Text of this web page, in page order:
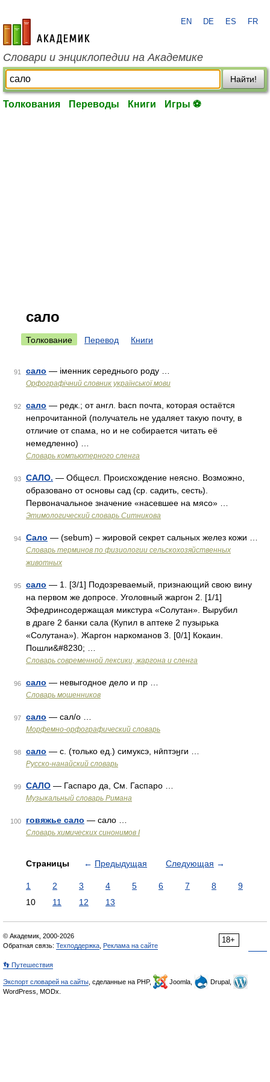
academic.ru
EN DE ES FR
Словари и энциклопедии на Академике
Найти!
Толкования Переводы Книги Игры ⚽
сало
Толкование Перевод Книги
91 сало — іменник середнього роду …
Орфографічний словник української мови
92 сало — редк.; от англ. bacn почта, которая остаётся
непрочитанной (получатель не удаляет такую почту, в
отличие от спама, но и не собирается читать её
немедленно) …
Словарь компьютерного сленга
93 САЛО. — Общесл. Происхождение неясно. Возможно,
образовано от основы сад (ср. садить, сесть).
Первоначальное значение «насевшее на мясо» …
Этимологический словарь Ситникова
94 Сало — (sebum) – жировой секрет сальных желез кожи …
Словарь терминов по физиологии сельскохозяйственных
животных
95 сало — 1. [3/1] Подозреваемый, признающий свою вину
на первом же допросе. Уголовный жаргон 2. [1/1]
Эфедринсодержащая микстура «Солутан». Вырубил
в драге 2 банки сала (Купил в аптеке 2 пузырька
«Солутана»). Жаргон наркоманов 3. [0/1] Кокаин.
Пошли&#8230; …
Cловарь современной лексики, жаргона и сленга
96 сало — невыгодное дело и пр …
Словарь мошенников
97 сало — сал/о …
Морфемно-орфографический словарь
98 сало — с. (только ед.) симуксэ, нӣптэӈги …
Русско-нанайский словарь
99 САЛО — Гаспаро да, См. Гаспаро …
Музыкальный словарь Римана
100 говяжье сало — сало …
Cловарь химических синонимов I
Страницы ← Предыдущая Следующая →
1 2 3 4 5 6 7 8
9
10
11 12 13
18+
© Академик, 2000-2026
Обратная связь: Техподдержка Реклама на сайте
👣 Путешествия
Экспорт словарей на сайты , сделанные на PHP, Joomla,
Drupal,
WordPress, MODx.